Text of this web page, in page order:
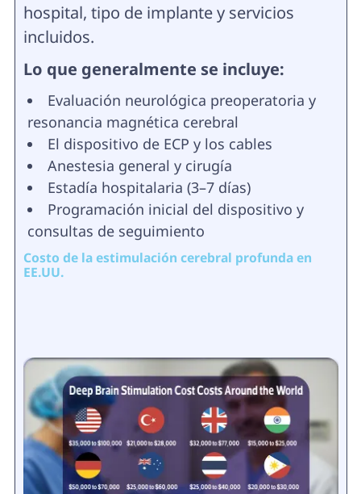
hospital, tipo de implante y servicios
incluidos.
Lo que generalmente se incluye:
Evaluación neurológica preoperatoria y
resonancia magnética cerebral
El dispositivo de ECP y los cables
Anestesia general y cirugía
Estadía hospitalaria (3–7 días)
Programación inicial del dispositivo y
consultas de seguimiento
Costo de la estimulación cerebral profunda en
EE.UU.